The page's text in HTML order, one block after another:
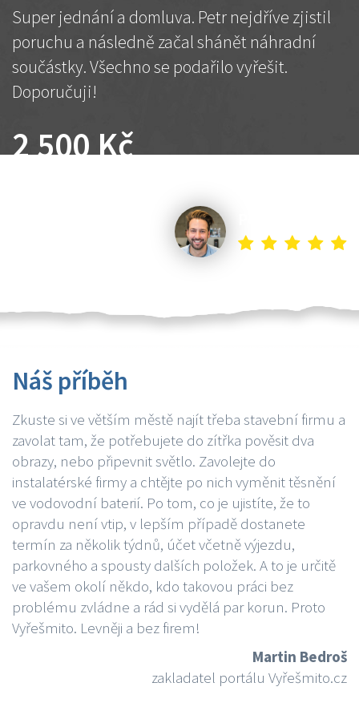
Super jednání a domluva. Petr nejdříve zjistil
poruchu a následně začal shánět náhradní
součástky. Všechno se podařilo vyřešit.
Doporučuji!
2 500 Kč
Náš příběh
Zkuste si ve větším městě najít třeba stavební firmu a
zavolat tam, že potřebujete do zítřka pověsit dva
obrazy, nebo připevnit světlo. Zavolejte do
instalatérské firmy a chtějte po nich vyměnit těsnění
ve vodovodní baterií. Po tom, co je ujistíte, že to
opravdu není vtip, v lepším případě dostanete
termín za několik týdnů, účet včetně výjezdu,
parkovného a spousty dalších položek. A to je určitě
ve vašem okolí někdo, kdo takovou práci bez
problému zvládne a rád si vydělá par korun. Proto
Vyřešmito. Levněji a bez firem!
Martin Bedroš
zakladatel portálu Vyřešmito.cz